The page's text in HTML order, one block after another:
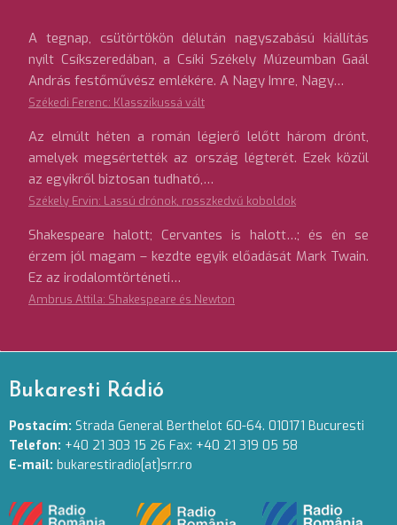
A tegnap, csütörtökön délután nagyszabású kiállítás
nyílt Csíkszeredában, a Csíki Székely Múzeumban Gaál
András festőművész emlékére. A Nagy Imre, Nagy…
Székedi Ferenc: Klasszikussá vált
Az elmúlt héten a román légierő lelőtt három drónt,
amelyek megsértették az ország légterét. Ezek közül
az egyikről biztosan tudható,…
Székely Ervin: Lassú drónok, rosszkedvű koboldok
Shakespeare halott; Cervantes is halott…; és én se
érzem jól magam – kezdte egyik előadását Mark Twain.
Ez az irodalomtörténeti…
Ambrus Attila: Shakespeare és Newton
Bukaresti Rádió
Postacím: Strada General Berthelot 60-64. 010171 Bucuresti
Telefon: +40 21 303 15 26 Fax: +40 21 319 05 58
E-mail: bukarestiradio[at]srr.ro